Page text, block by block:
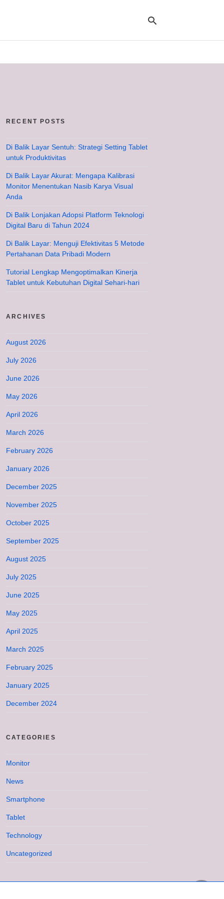
RECENT POSTS
Di Balik Layar Sentuh: Strategi Setting Tablet
untuk Produktivitas
Di Balik Layar Akurat: Mengapa Kalibrasi
Monitor Menentukan Nasib Karya Visual
Anda
Di Balik Lonjakan Adopsi Platform Teknologi
Digital Baru di Tahun 2024
Di Balik Layar: Menguji Efektivitas 5 Metode
Pertahanan Data Pribadi Modern
Tutorial Lengkap Mengoptimalkan Kinerja
Tablet untuk Kebutuhan Digital Sehari-hari
ARCHIVES
August 2026
July 2026
June 2026
May 2026
April 2026
March 2026
February 2026
January 2026
December 2025
November 2025
October 2025
September 2025
August 2025
July 2025
June 2025
May 2025
April 2025
March 2025
February 2025
January 2025
December 2024
CATEGORIES
Monitor
News
Smartphone
Tablet
Technology
Uncategorized